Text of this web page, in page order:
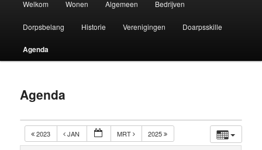
Spring
naar
de
inhoud
Welkom Wonen Algemeen Bedrijven
Dorpsbelang Historie Verenigingen Doarpsskille
Agenda
Agenda
2023 JAN MRT 2025